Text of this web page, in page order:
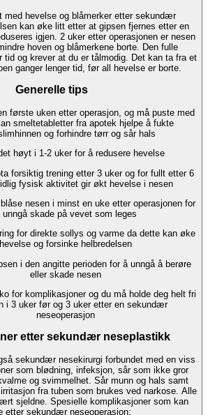
med hevelse og blåmerker etter sekundær
kan øke litt etter at gipsen fjernes etter en
igjen. 2 uker etter operasjonen er nesen
hoven og blåmerkene borte. Den fulle
tid og krever at du er tålmodig. Det kan ta fra et
ganger lenger tid, før all hevelse er borte.
Generelle tips
første uken etter operasjon, og må puste med
smeltetabletter fra apotek hjelpe å fukte
og forhindre tørr og sår hals
høyt i 1-2 uker for å redusere hevelse
forsiktig trening etter 3 uker og for fullt etter 6
fysisk aktivitet gir økt hevelse i nesen
nesen i minst en uke etter operasjonen for
unngå skade på vevet som leges
for direkte sollys og varme da dette kan øke
hevelse og forsinke helbredelsen
i den angitte perioden for å unngå å berøre
eller skade nesen
for komplikasjoner og du må holde deg helt fri
i 3 uker før og 3 uker etter en sekundær
neseoperasjon
etter sekundær neseplastikk
sekundær nesekirurgi forbundet med en viss
som blødning, infeksjon, sår som ikke gror
og svimmelhet. Sår munn og hals samt
fra tuben som brukes ved narkose. Alle
sjeldne. Spesielle komplikasjoner som kan
etter sekundær neseoperasjon: